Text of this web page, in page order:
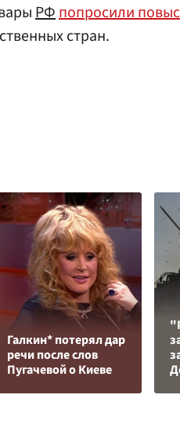
РФпопросили
стран.
Галкин* потерял дар
речи после слов
Пугачевой о Киеве